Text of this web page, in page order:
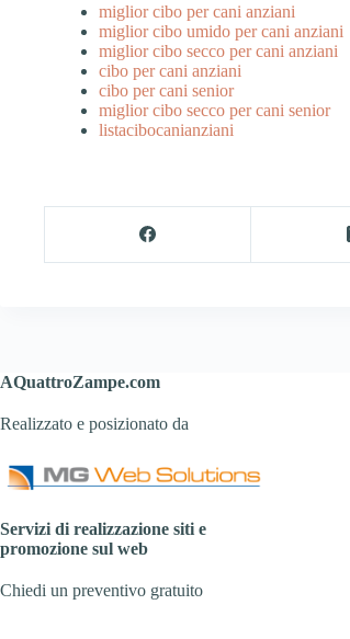
miglior cibo per cani anziani
miglior cibo umido per cani anziani
miglior cibo secco per cani anziani
cibo per cani anziani
cibo per cani senior
miglior cibo secco per cani senior
listacibocanianziani
AQuattroZampe.com
Realizzato e posizionato da
Servizi di realizzazione siti e
promozione sul web
Chiedi un preventivo gratuito